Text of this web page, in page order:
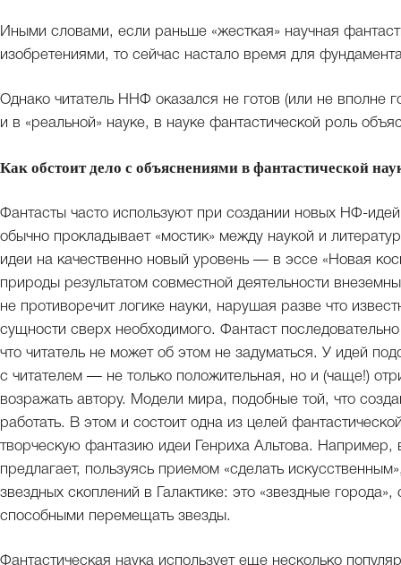
Иными словами, если раньше «жесткая» научная
изобретениями, то сейчас настало время для
Однако читатель ННФ оказался не готов (или не вполне
и в «реальной» науке, в науке фантастической роль
Как обстоит дело с объяснениями в фантастической
Фантасты часто используют при создании новых НФ-
обычно прокладывает «мостик» между наукой и
идеи на качественно новый уровень — в эссе «Новая
природы результатом совместной деятельности
не противоречит логике науки, нарушая разве что
сущности сверх необходимого. Фантаст
что читатель не может об этом не задуматься. У идей
с читателем — не только положительная, но и (чаще!)
возражать автору. Модели мира, подобные той, что
работать. В этом и состоит одна из целей
творческую фантазию идеи Генриха Альтова. Например,
предлагает, пользуясь приемом «сделать
звездных скоплений в Галактике: это «звездные
способными перемещать звезды.
Фантастическая наука использует еще несколько